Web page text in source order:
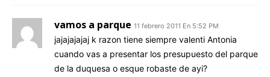
vamos a parque 11 febrero 2011 En 5:52 PM
jajajajajaj k razon tiene siempre valenti Antonia
cuando vas a presentar los presupuesto del parque
de la duquesa o esque robaste de ayi?